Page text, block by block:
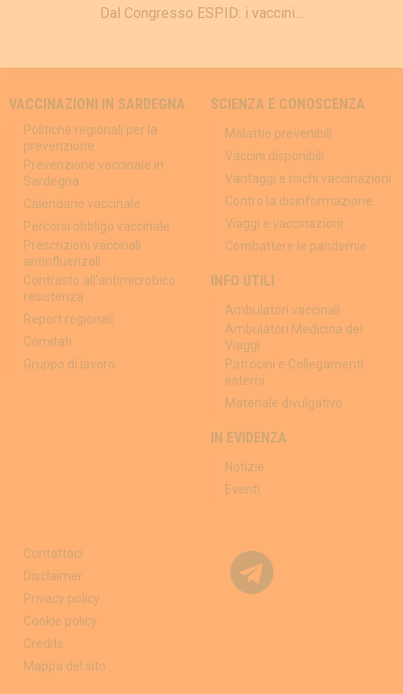
Dal Congresso ESPID: i vaccini…
VACCINAZIONI IN SARDEGNA
Politiche regionali per la
prevenzione
Prevenzione vaccinale in
Sardegna
Calendario vaccinale
Percorsi obbligo vaccinale
Prescrizioni vaccinali
antinfluenzali
Contrasto all'antimicrobico
resistenza
Report regionali
Comitati
Gruppo di lavoro
SCIENZA E CONOSCENZA
Malattie prevenibili
Vaccini disponibili
Vantaggi e rischi vaccinazioni
Contro la disinformazione
Viaggi e vaccinazioni
Combattere le pandemie
INFO UTILI
Ambulatori vaccinali
Ambulatori Medicina dei
Viaggi
Patrocini e Collegamenti
esterni
Materiale divulgativo
IN EVIDENZA
Notizie
Eventi
Contattaci
Disclaimer
Privacy policy
Cookie policy
Credits
Mappa del sito